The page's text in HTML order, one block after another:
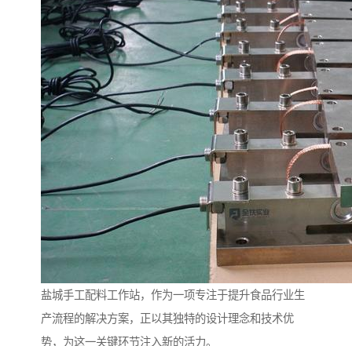
盐城手工配料工作站，作为一项专注于提升食品行业生
产流程的解决方案，正以其独特的设计理念和技术优
势，为这一关键环节注入新的活力。